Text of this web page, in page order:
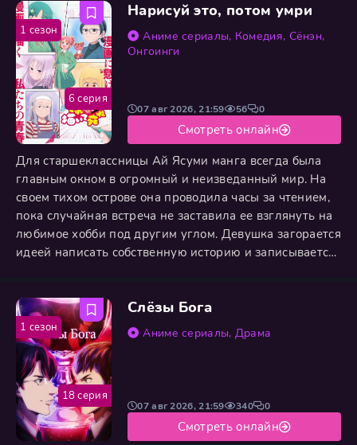
церкви. Простая семья девочки не имела доступа ни к
книгам, ни к письменности. Казалось бы, мечта
рухнула во
Нарисуй это, потом умри
Аниме сериалы, Комедия, Сёнэн,
Онгоинги
Для старшеклассницы Ай Ясуми манга всегда была
главным окном в огромный и неизведанный мир. На
своем тихом острове она проводила часы за чтением,
пока случайная встреча не заставила ее взглянуть на
любимое хобби под другим углом. Девушка загорается
идеей написать собственную историю и записывается
легкого вдохновения Ай сталкивается с творческими
кризисами, бесконечной перерисовкой эскизов и
неуверенностью
07 авг 2026, 21:59 56 0
Смотреть онлайн
6 серия
1 сезон
Слёзы Бога
Аниме сериалы, Драма
07 авг 2026, 21:59 340 0
Смотреть онлайн
18 серия
1 сезон